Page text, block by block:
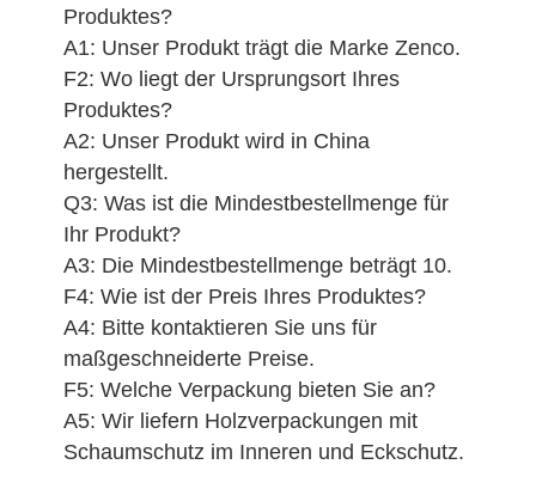
Produktes?
A1: Unser Produkt trägt die Marke Zenco.
F2: Wo liegt der Ursprungsort Ihres
Produktes?
A2: Unser Produkt wird in China
hergestellt.
Q3: Was ist die Mindestbestellmenge für
Ihr Produkt?
A3: Die Mindestbestellmenge beträgt 10.
F4: Wie ist der Preis Ihres Produktes?
A4: Bitte kontaktieren Sie uns für
maßgeschneiderte Preise.
F5: Welche Verpackung bieten Sie an?
A5: Wir liefern Holzverpackungen mit
Schaumschutz im Inneren und Eckschutz.